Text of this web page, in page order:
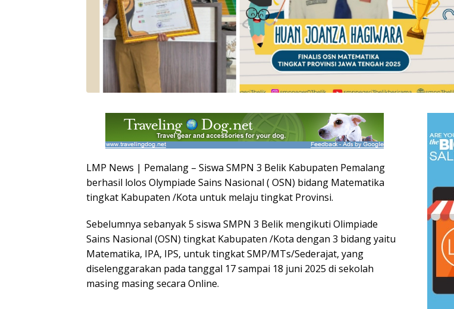
LMP News | Pemalang – Siswa SMPN 3 Belik Kabupaten Pemalang
berhasil lolos Olympiade Sains Nasional ( OSN) bidang Matematika
tingkat Kabupaten /Kota untuk melaju tingkat Provinsi.
Sebelumnya sebanyak 5 siswa SMPN 3 Belik mengikuti Olimpiade
Sains Nasional (OSN) tingkat Kabupaten /Kota dengan 3 bidang yaitu
Matematika, IPA, IPS, untuk tingkat SMP/MTs/Sederajat, yang
diselenggarakan pada tanggal 17 sampai 18 juni 2025 di sekolah
masing masing secara Online.